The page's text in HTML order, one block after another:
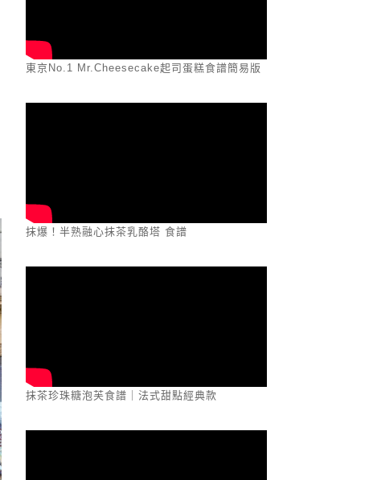
東京No.1 Mr.Cheesecake起司蛋糕食譜簡易版
抹爆！半熟融心抹茶乳酪塔 食譜
抹茶珍珠糖泡芙食譜｜法式甜點經典款